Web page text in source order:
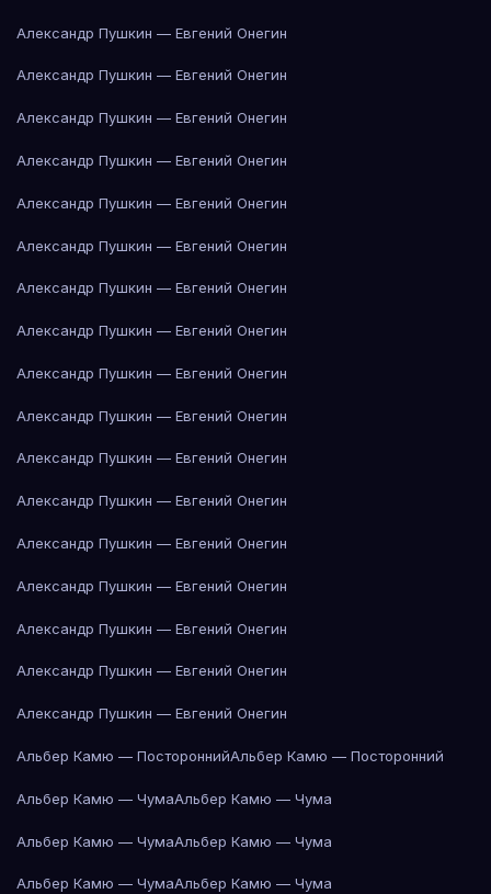
Александр Пушкин — Евгений Онегин
Александр Пушкин — Евгений Онегин
Александр Пушкин — Евгений Онегин
Александр Пушкин — Евгений Онегин
Александр Пушкин — Евгений Онегин
Александр Пушкин — Евгений Онегин
Александр Пушкин — Евгений Онегин
Александр Пушкин — Евгений Онегин
Александр Пушкин — Евгений Онегин
Александр Пушкин — Евгений Онегин
Александр Пушкин — Евгений Онегин
Александр Пушкин — Евгений Онегин
Александр Пушкин — Евгений Онегин
Александр Пушкин — Евгений Онегин
Александр Пушкин — Евгений Онегин
Александр Пушкин — Евгений Онегин
Александр Пушкин — Евгений Онегин
Альбер Камю — ПостороннийАльбер Камю — Посторонний
Альбер Камю — ЧумаАльбер Камю — Чума
Альбер Камю — ЧумаАльбер Камю — Чума
Альбер Камю — ЧумаАльбер Камю — Чума